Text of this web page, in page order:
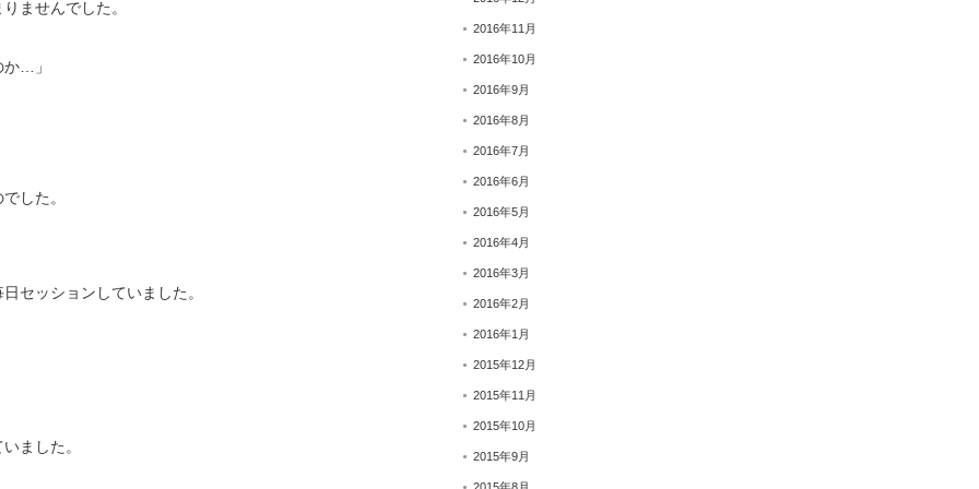
ませんでした。
…」
した。
セッションしていました。
ました。
2016年11月
2016年10月
2016年9月
2016年8月
2016年7月
2016年6月
2016年5月
2016年4月
2016年3月
2016年2月
2016年1月
2015年12月
2015年11月
2015年10月
2015年9月